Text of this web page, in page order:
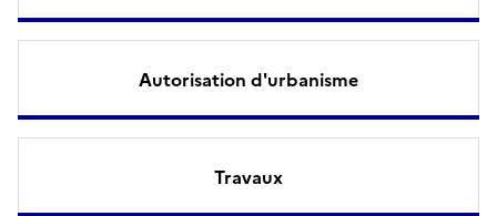
Autorisation d'urbanisme
Travaux